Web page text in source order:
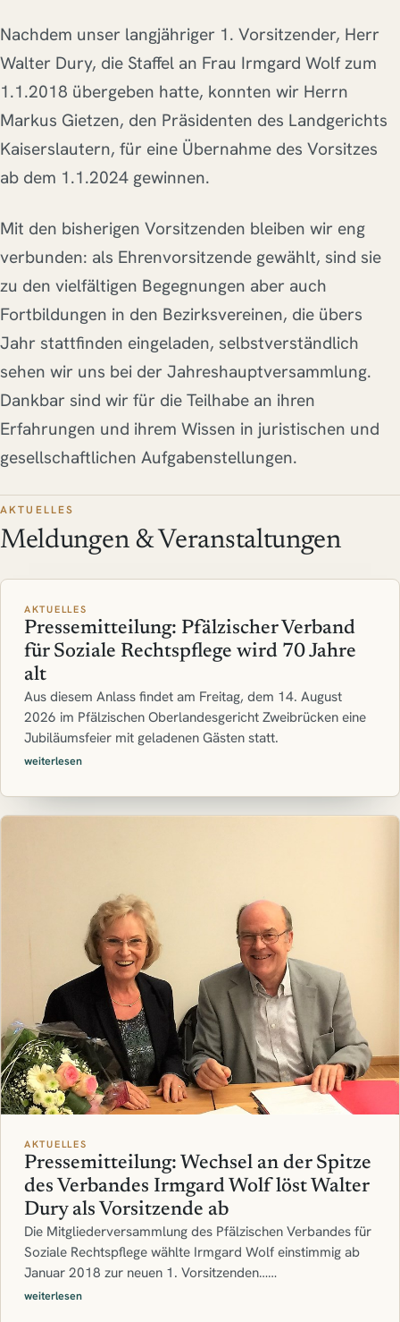
Nachdem unser langjähriger 1. Vorsitzender, Herr
Walter Dury, die Staffel an Frau Irmgard Wolf zum
1.1.2018 übergeben hatte, konnten wir Herrn
Markus Gietzen, den Präsidenten des Landgerichts
Kaiserslautern, für eine Übernahme des Vorsitzes
ab dem 1.1.2024 gewinnen.
Mit den bisherigen Vorsitzenden bleiben wir eng
verbunden: als Ehrenvorsitzende gewählt, sind sie
zu den vielfältigen Begegnungen aber auch
Fortbildungen in den Bezirksvereinen, die übers
Jahr stattfinden eingeladen, selbstverständlich
sehen wir uns bei der Jahreshauptversammlung.
Dankbar sind wir für die Teilhabe an ihren
Erfahrungen und ihrem Wissen in juristischen und
gesellschaftlichen Aufgabenstellungen.
AKTUELLES
Meldungen & Veranstaltungen
AKTUELLES
Pressemitteilung: Pfälzischer Verband
für Soziale Rechtspflege wird 70 Jahre
alt
Aus diesem Anlass findet am Freitag, dem 14. August
2026 im Pfälzischen Oberlandesgericht Zweibrücken eine
Jubiläumsfeier mit geladenen Gästen statt.
weiterlesen
AKTUELLES
Pressemitteilung: Wechsel an der Spitze
des Verbandes Irmgard Wolf löst Walter
Dury als Vorsitzende ab
Die Mitgliederversammlung des Pfälzischen Verbandes für
Soziale Rechtspflege wählte Irmgard Wolf einstimmig ab
Januar 2018 zur neuen 1. Vorsitzenden……
weiterlesen